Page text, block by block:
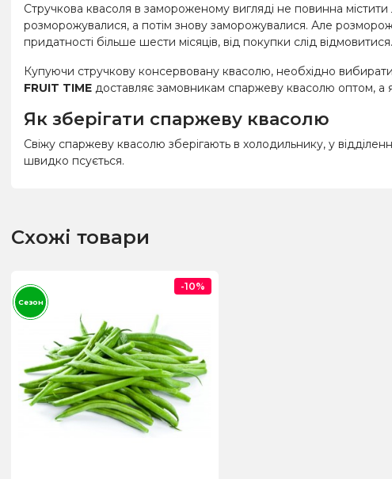
Стручкова квасоля в замороженому вигляді не повинна
розморожувалися, а потім знову заморожувалися. Але
придатності більше шести місяців, від покупки слід відмовитися.
Купуючи стручкову консервовану квасолю, необхідно
FRUIT TIME доставляє замовникам спаржеву квасолю оптом, а
Як зберігати спаржеву квасолю
Свіжу спаржеву квасолю зберігають в холодильнику, у
швидко псується.
Схожі товари
-10%
Сезон